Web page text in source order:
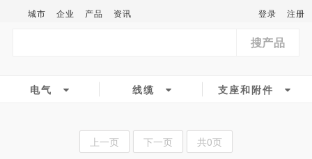
城市 企业 产品 资讯 登录 注册
搜产品
电气 线缆 支座和附件
上一页 下一页 共0页